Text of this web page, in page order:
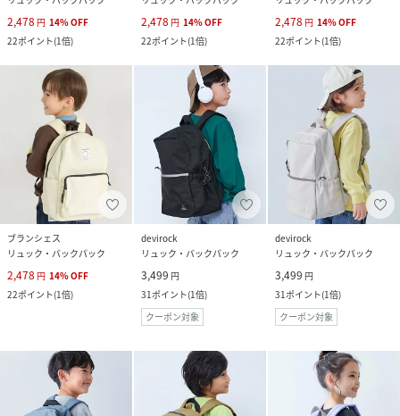
2,478 円 14%OFF
22ポイント(1倍)
2,478 円 14%OFF
22ポイント(1倍)
2,478 円 14%OFF
22ポイント(1倍)
ブランシェス
リュック・バックパック
2,478 円 14%OFF
22ポイント(1倍)
devirock
リュック・バックパック
3,499 円
31ポイント(1倍)
クーポン対象
devirock
リュック・バックパック
3,499 円
31ポイント(1倍)
クーポン対象